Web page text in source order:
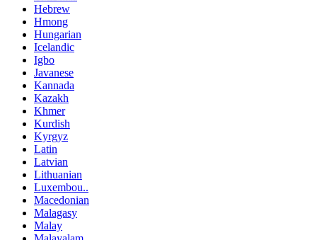
Hebrew
Hmong
Hungarian
Icelandic
Igbo
Javanese
Kannada
Kazakh
Khmer
Kurdish
Kyrgyz
Latin
Latvian
Lithuanian
Luxembou..
Macedonian
Malagasy
Malay